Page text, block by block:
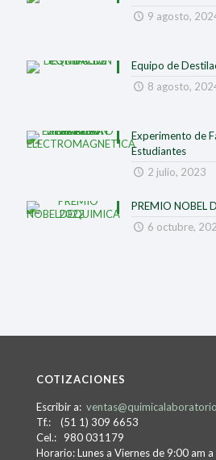
9 agosto,
Equipo de
8 agosto,
Experimento de
Estudiantes
2 julio, 2023
PREMIO NOBEL
6 octubre,
COTIZACIONES
Escribir a:
Tf.: (51 1) 309 6653
Cel.: 980 031179
Horario: Lunes a Viernes de 9:00 am